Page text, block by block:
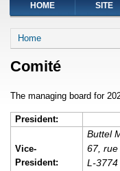
HOME SITE
You are here
Home
Comité
The managing board for
President:
Vice-
President:
Buttel
67,
L-